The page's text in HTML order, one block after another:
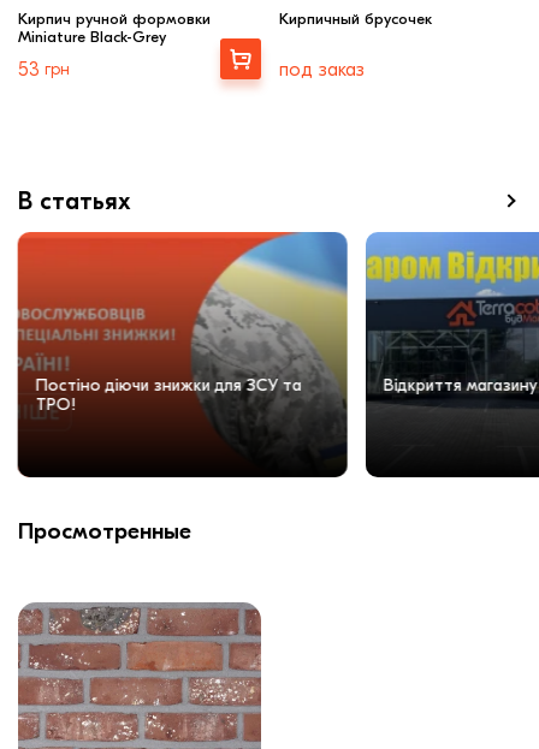
Кирпич ручной формовки
Miniature Black-Grey
53 грн
Выбрать
Кирпичный брусочек
под заказ
В статьях
Постіно діючи знижки для ЗСУ та
ТРО!
Відкриття магазину
Просмотренные